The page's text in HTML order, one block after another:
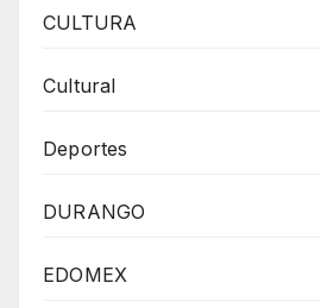
CULTURA
Cultural
Deportes
DURANGO
EDOMEX